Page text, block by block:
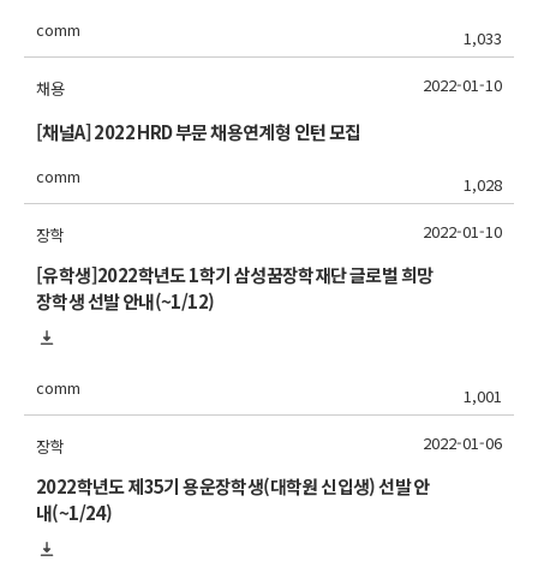
comm 1,033
채용
[채널A] 2022 HRD 부문 채용연계형 인턴 모집
comm 1,028
2022-01-10
장학
[유학생]2022학년도 1학기 삼성꿈장학재단 글로벌 희망
장학생 선발 안내(~1/12)
comm 1,001
2022-01-10
장학
2022학년도 제35기 용운장학생(대학원 신입생) 선발 안
내(~1/24)
2022-01-06